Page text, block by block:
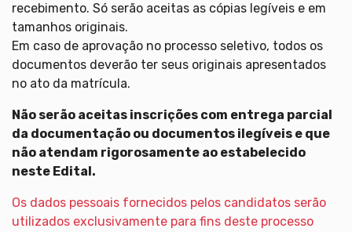
recebimento. Só serão aceitas as cópias legíveis e em
tamanhos originais.
Em caso de aprovação no processo seletivo, todos os
documentos deverão ter seus originais apresentados
no ato da matrícula.
Não serão aceitas inscrições com entrega parcial
da documentação ou documentos ilegíveis e que
não atendam rigorosamente ao estabelecido
neste Edital.
Os dados pessoais fornecidos pelos candidatos serão
utilizados exclusivamente para fins deste processo